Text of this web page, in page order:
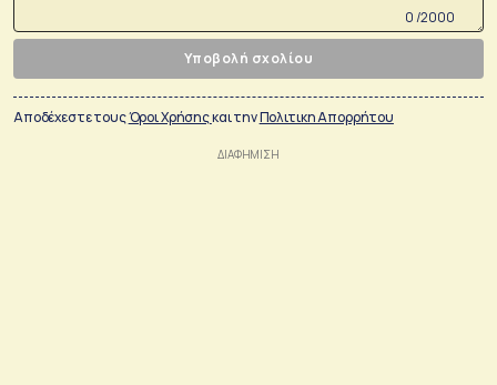
0 /2000
Υποβολή σχολίου
Αποδέχεστε τουςΌροι Χρήσηςκαι τηνΠολιτικη Απορρήτου